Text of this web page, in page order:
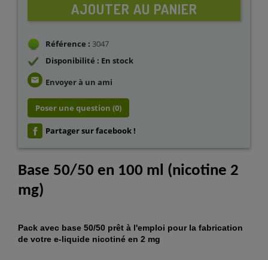
AJOUTER AU PANIER
Référence : 3047
Disponibilité : En stock
email Envoyer à un ami
Poser une question (0)
Partager sur facebook !
Base 50/50 en 100 ml (nicotine 2
mg)
Pack avec base 50/50 prêt à l'emploi pour la fabrication
de votre e-liquide nicotiné en 2 mg